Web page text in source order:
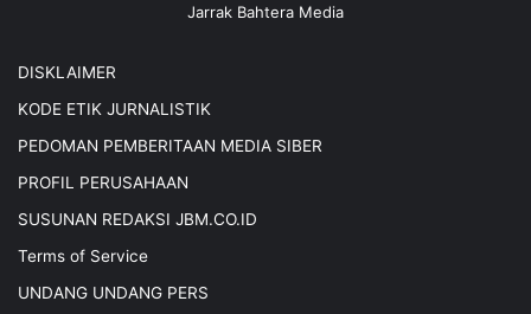
Jarrak Bahtera Media
DISKLAIMER
KODE ETIK JURNALISTIK
PEDOMAN PEMBERITAAN MEDIA SIBER
PROFIL PERUSAHAAN
SUSUNAN REDAKSI JBM.CO.ID
Terms of Service
UNDANG UNDANG PERS